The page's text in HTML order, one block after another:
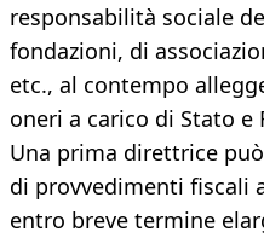
responsabilità sociale
fondazioni, di
etc., al contempo
oneri a carico di Stato e
Una prima direttrice
di provvedimenti fiscali
entro breve termine